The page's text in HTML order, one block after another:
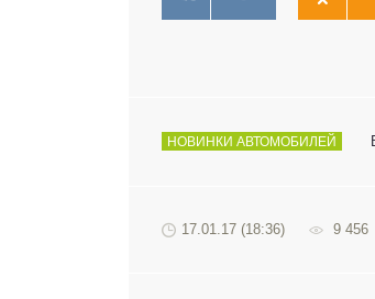
НОВИНКИ АВТОМОБИЛЕЙ
17.01.17 (18:36) 9 456